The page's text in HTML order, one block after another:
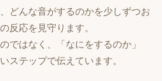
どんな音がするのかを少しずつお
反応を見守ります。
ではなく、「なにをするのか」
ステップで伝えています。